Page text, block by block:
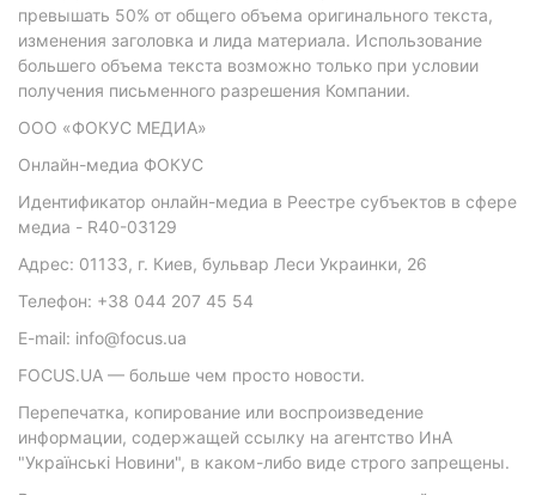
превышать 50% от общего объема оригинального текста,
изменения заголовка и лида материала. Использование
большего объема текста возможно только при условии
получения письменного разрешения Компании.
ООО «ФОКУС МЕДИА»
Онлайн-медиа ФОКУС
Идентификатор онлайн-медиа в Реестре субъектов в сфере
медиа - R40-03129
Адрес: 01133, г. Киев, бульвар Леси Украинки, 26
Телефон: +38 044 207 45 54
E-mail: info@focus.ua
FOCUS.UA — больше чем просто новости.
Перепечатка, копирование или воспроизведение
информации, содержащей ссылку на агентство ИнА
"Українські Новини", в каком-либо виде строго запрещены.